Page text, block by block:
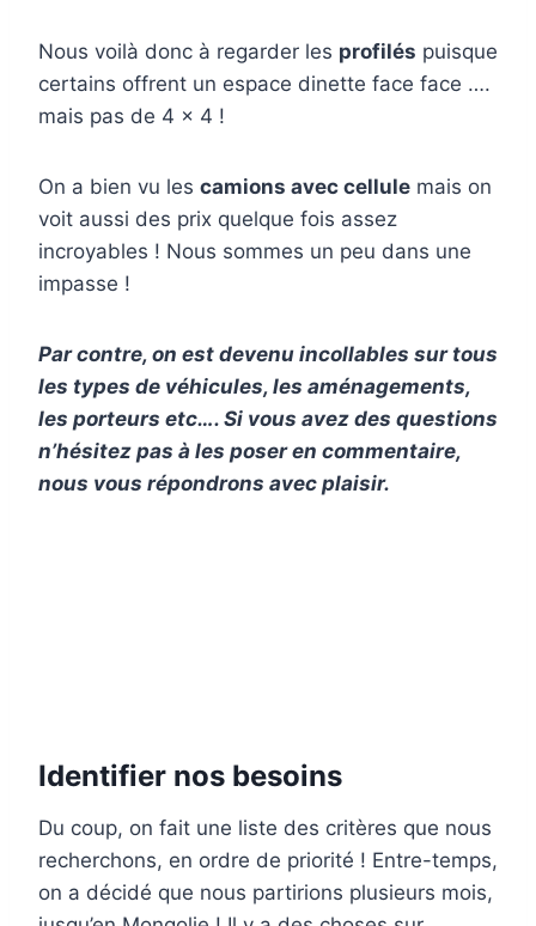
Nous voilà donc à regarder les profilés puisque
certains offrent un espace dinette face face ….
mais pas de 4 x 4 !
On a bien vu les camions avec cellule mais on
voit aussi des prix quelque fois assez
incroyables ! Nous sommes un peu dans une
impasse !
Par contre, on est devenu incollables sur tous
les types de véhicules, les aménagements,
les porteurs etc…. Si vous avez des questions
n’hésitez pas à les poser en commentaire,
nous vous répondrons avec plaisir.
Identifier nos besoins
Du coup, on fait une liste des critères que nous
recherchons, en ordre de priorité ! Entre-temps,
on a décidé que nous partirions plusieurs mois,